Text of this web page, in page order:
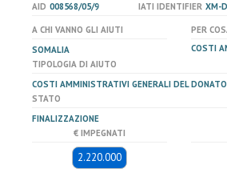
AID 008568/05/9 IATI IDENTIFIER XM-
A CHI VANNO GLI AIUTI
SOMALIA
PER
COSTI
TIPOLOGIA DI AIUTO
COSTI AMMINISTRATIVI GENERALI DEL
STATO
FINALIZZAZIONE
€ IMPEGNATI
2.220.000